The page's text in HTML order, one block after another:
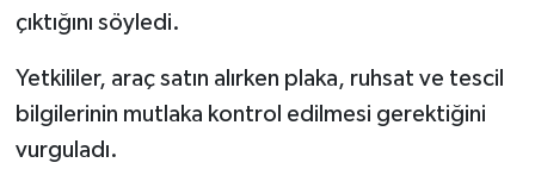
çıktığını söyledi.
Yetkililer, araç satın alırken plaka, ruhsat ve tescil
bilgilerinin mutlaka kontrol edilmesi gerektiğini
vurguladı.